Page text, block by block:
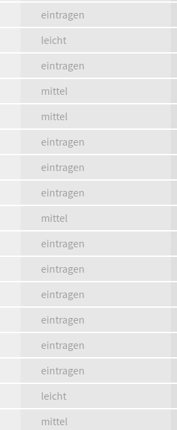
eintragen
leicht
eintragen
mittel
mittel
eintragen
eintragen
eintragen
mittel
eintragen
eintragen
eintragen
eintragen
eintragen
eintragen
leicht
mittel